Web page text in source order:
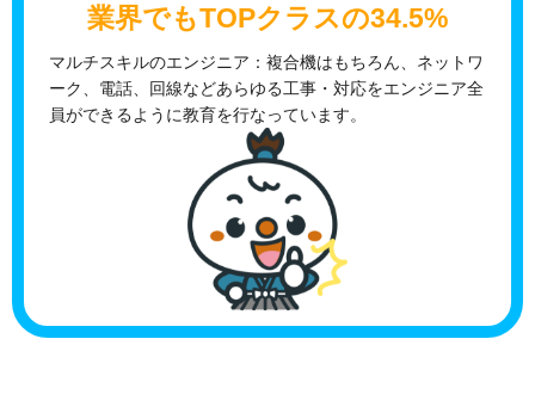
業界でもTOPクラスの34.5%
マルチスキルのエンジニア：複合機はもちろん、ネットワ
ーク、電話、回線などあらゆる工事・対応をエンジニア全
員ができるように教育を行なっています。